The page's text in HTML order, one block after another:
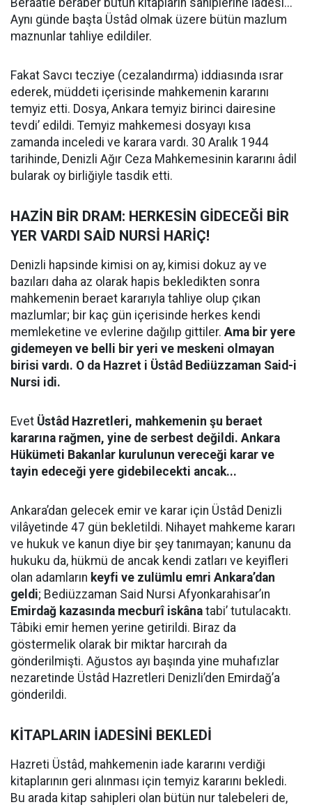
Beraatle beraber bütün kitapların sahiplerine iadesi...
Aynı günde başta Üstâd olmak üzere bütün mazlum
maznunlar tahliye edildiler.
Fakat Savcı tecziye (cezalandırma) iddiasında ısrar
ederek, müddeti içerisinde mahkemenin kararını
temyiz etti. Dosya, Ankara temyiz birinci dairesine
tevdi’ edildi. Temyiz mahkemesi dosyayı kısa
zamanda inceledi ve karara vardı. 30 Aralık 1944
tarihinde, Denizli Ağır Ceza Mahkemesinin kararını âdil
bularak oy birliğiyle tasdik etti.
HAZİN BİR DRAM: HERKESİN GİDECEĞİ BİR
YER VARDI SAİD NURSİ HARİÇ!
Denizli hapsinde kimisi on ay, kimisi dokuz ay ve
bazıları daha az olarak hapis bekledikten sonra
mahkemenin beraet kararıyla tahliye olup çıkan
mazlumlar; bir kaç gün içerisinde herkes kendi
memleketine ve evlerine dağılıp gittiler. Ama bir yere
gidemeyen ve belli bir yeri ve meskeni olmayan
birisi vardı. O da Hazret i Üstâd Bediüzzaman Said-i
Nursi idi.
Evet Üstâd Hazretleri, mahkemenin şu beraet
kararına rağmen, yine de serbest değildi. Ankara
Hükümeti Bakanlar kurulunun vereceği karar ve
tayin edeceği yere gidebilecekti ancak...
Ankara’dan gelecek emir ve karar için Üstâd Denizli
vilâyetinde 47 gün bekletildi. Nihayet mahkeme kararı
ve hukuk ve kanun diye bir şey tanımayan; kanunu da
hukuku da, hükmü de ancak kendi zatları ve keyifleri
olan adamların keyfi ve zulümlu emri Ankara’dan
geldi; Bediüzzaman Said Nursi Afyonkarahisar’ın
Emirdağ kazasında mecburî iskâna tabi’ tutulacaktı.
Tâbiki emir hemen yerine getirildi. Biraz da
göstermelik olarak bir miktar harcırah da
gönderilmişti. Ağustos ayı başında yine muhafızlar
nezaretinde Üstâd Hazretleri Denizli’den Emirdağ’a
gönderildi.
KİTAPLARIN İADESİNİ BEKLEDİ
Hazreti Üstâd, mahkemenin iade kararını verdiği
kitaplarının geri alınması için temyiz kararını bekledi.
Bu arada kitap sahipleri olan bütün nur talebeleri de,